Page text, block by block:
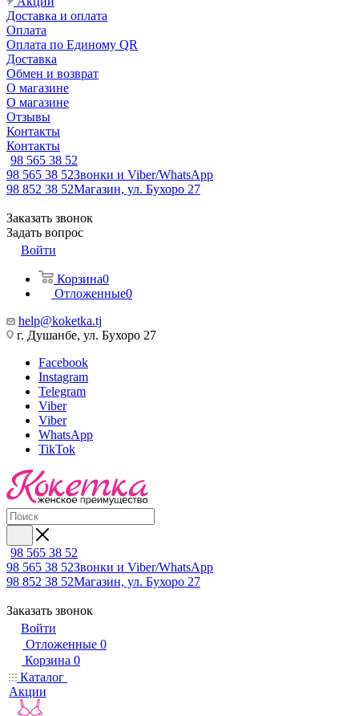
Доставка и оплата
Оплата
Оплата по Единому QR
Доставка
Обмен и возврат
О магазине
О магазине
Отзывы
Контакты
Контакты
98 565 38 52
98 565 38 52Звонки и Viber/WhatsApp
98 852 38 52Магазин, ул. Бухоро 27
Заказать звонок
Задать вопрос
Войти
Корзина0
Отложенные0
help@koketka.tj
г. Душанбе, ул. Бухоро 27
Facebook
Instagram
Telegram
Viber
Viber
WhatsApp
TikTok
98 565 38 52
98 565 38 52Звонки и Viber/WhatsApp
98 852 38 52Магазин, ул. Бухоро 27
Заказать звонок
Войти
Отложенные 0
Корзина 0
Каталог
Акции